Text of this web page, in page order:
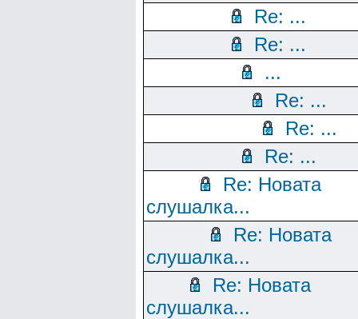
Re: ...
Re: ...
...
Re: ...
Re: ...
Re: ...
Re: Новата
слушалка...
Re: Новата
слушалка...
Re: Новата
слушалка...